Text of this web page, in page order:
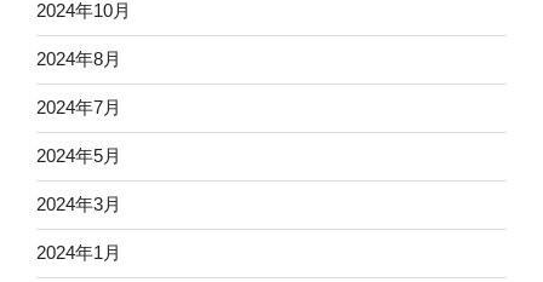
2024年10月
2024年8月
2024年7月
2024年5月
2024年3月
2024年1月